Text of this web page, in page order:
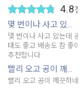
4.8점
몇 번이나 사고 있...
몇 번이나 사고 있는데 공
태도 좋고 배송도 참 좋아
추천합니다
빨리 오고 공이 깨...
빨리 오고 공이 깨끗하네